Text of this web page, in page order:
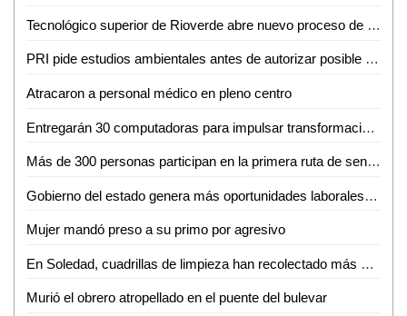
Tecnológico superior de Rioverde abre nuevo proceso de admisión por alta demanda
PRI pide estudios ambientales antes de autorizar posible fracking en la Huasteca Potosina
Atracaron a personal médico en pleno centro
Entregarán 30 computadoras para impulsar transformación digital de negocios de la Huasteca
Más de 300 personas participan en la primera ruta de senderismo por la reinserción
Gobierno del estado genera más oportunidades laborales a mujeres potosinas
Mujer mandó preso a su primo por agresivo
En Soledad, cuadrillas de limpieza han recolectado más de 10 toneladas de residuos por la fiesta futbolera
Murió el obrero atropellado en el puente del bulevar